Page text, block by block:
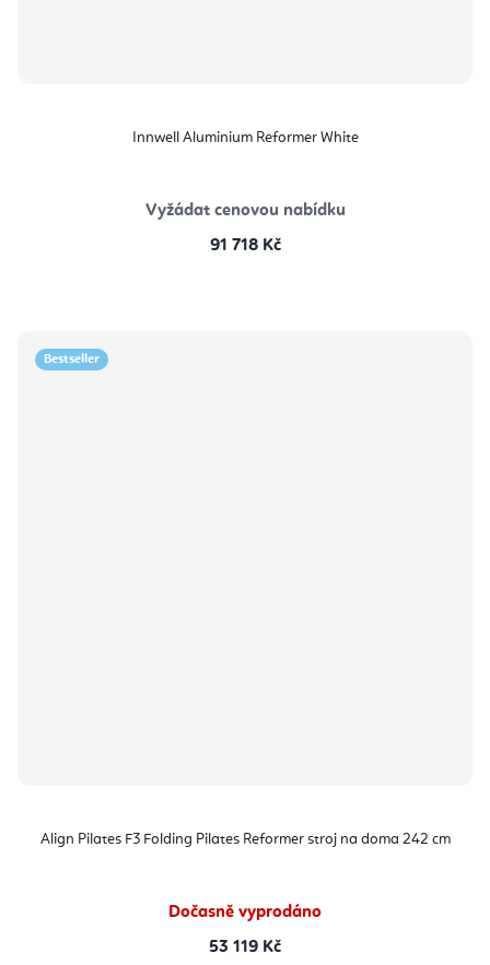
Innwell Aluminium Reformer White
Vyžádat cenovou nabídku
91 718 Kč
Bestseller
Align Pilates F3 Folding Pilates Reformer stroj na doma 242 cm
Dočasně vyprodáno
53 119 Kč